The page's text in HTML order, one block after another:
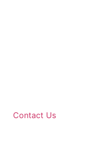
Contact Us